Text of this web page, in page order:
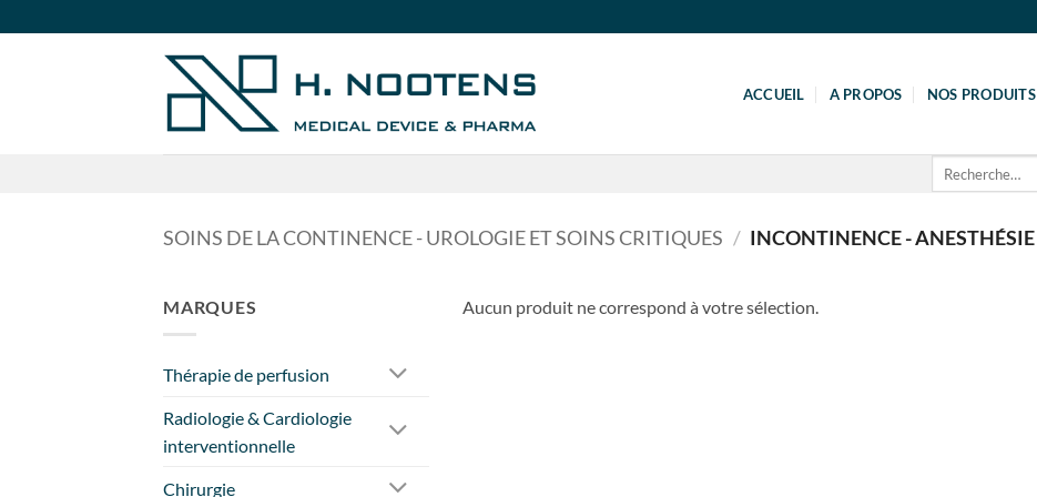
au
ACCUEIL A PROPOS NOS PRODUITS
SOINS DE LA CONTINENCE - UROLOGIE ET SOINS CRITIQUES / INCONTINENCE - ANESTHÉSIE
MARQUES
Thérapie de perfusion
Radiologie & Cardiologie
interventionnelle
Chirurgie
Aucun produit ne correspond à votre sélection.